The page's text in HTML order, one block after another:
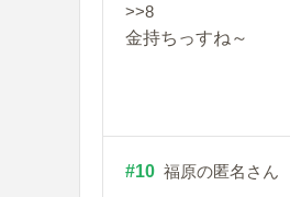
>>8
金持ちっすね～
#10 福原の匿名さん